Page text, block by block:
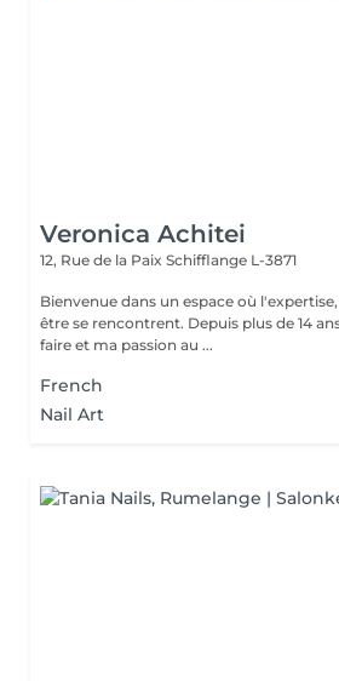
Veronica Achitei
12, Rue de la Paix Schifflange L-3871
Bienvenue dans un espace où
être se rencontrent. Depuis plus de 14 ans, je mets mon savoir-
faire et ma passion au ...
French
Nail Art